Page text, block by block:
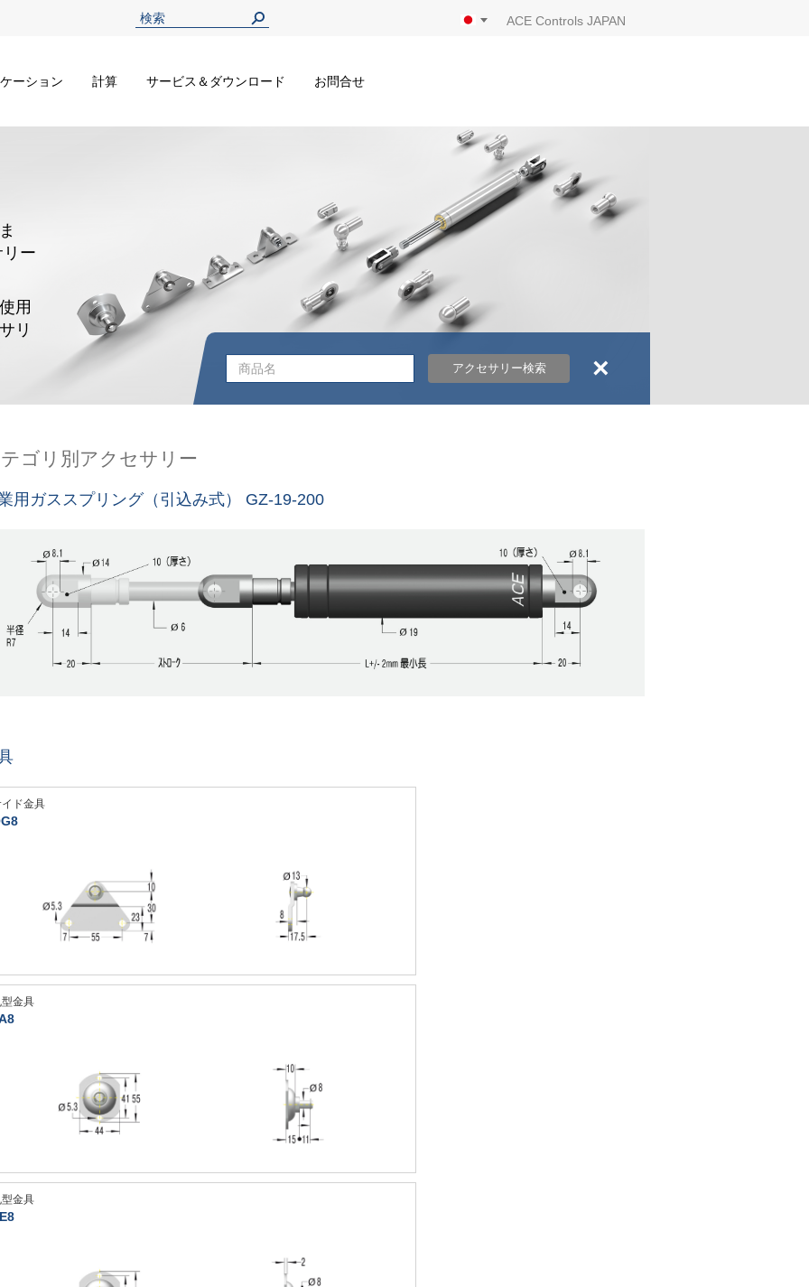
ACE Controls JAPAN
ーション 計算 サービス＆ダウンロード お問合せ
ー
用
リ
アクセサリー検索 ×
ゴリ別アクセサリー
用ガススプリング（引込み式） GZ-19-200
ド金具
金具
金具